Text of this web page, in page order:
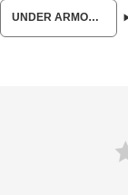
UNDER ARMOUR (アンダーアーマー)